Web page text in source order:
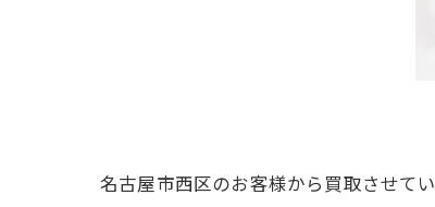
名古屋市西区のお客様から買取させて